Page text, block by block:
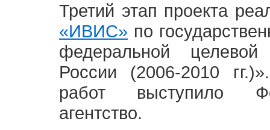
Третий этап проекта
«ИВИС» по
федеральной
России (2006-2010
работ выступило
агентство.